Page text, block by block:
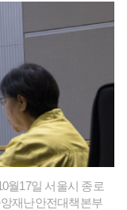
월17일 서울시 종로
재난안전대책본부